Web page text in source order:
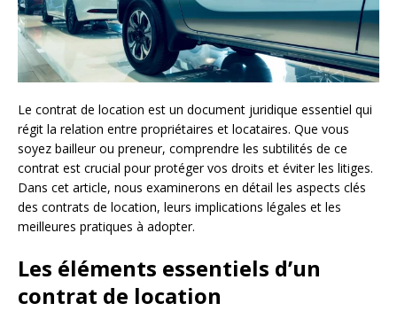
Le contrat de location est un document juridique essentiel qui
régit la relation entre propriétaires et locataires. Que vous
soyez bailleur ou preneur, comprendre les subtilités de ce
contrat est crucial pour protéger vos droits et éviter les litiges.
Dans cet article, nous examinerons en détail les aspects clés
des contrats de location, leurs implications légales et les
meilleures pratiques à adopter.
Les éléments essentiels d’un
contrat de location